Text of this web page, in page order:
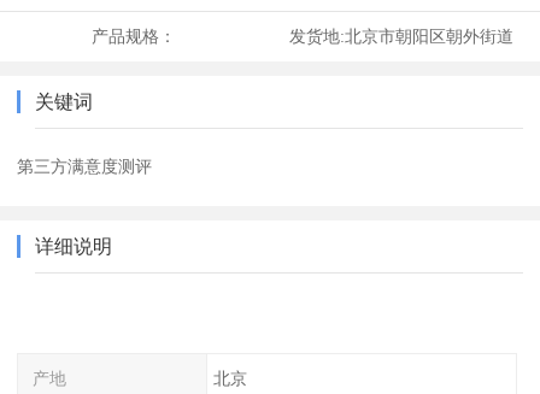
产品规格： 发货地:北京市朝阳区朝外街道
关键词
第三方满意度测评
详细说明
产地 北京